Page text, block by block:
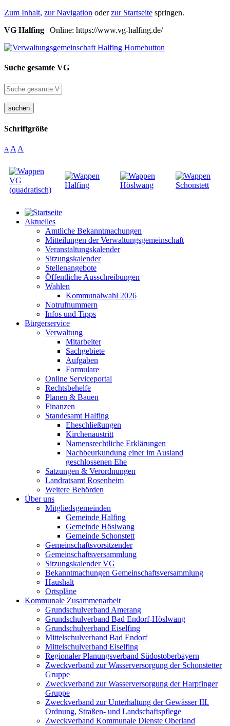
Zum Inhalt, zur Navigation oderzur Startseite springen.
VG Halfing | Online: https://www.vg-halfing.de/
Suche gesamte VG
suchen
Schriftgröße
A A A
Aktuelles
Amtliche Bekanntmachungen
Mitteilungen der Verwaltungsgemeinschaft
Veranstaltungskalender
Sitzungskalender
Stellenangebote
Öffentliche Ausschreibungen
Wahlen
Kommunalwahl 2026
Notrufnummern
Infos und Tipps
Bürgerservice
Verwaltung
Mitarbeiter
Sachgebiete
Aufgaben
Formulare
Online Serviceportal
Rechtsbehelfe
Planen & Bauen
Finanzen
Standesamt Halfing
Eheschließungen
Kirchenaustritt
Namensrechtliche Erklärungen
Nachbeurkundung einer im Ausland
geschlossenen Ehe
Satzungen & Verordnungen
Landratsamt Rosenheim
Weitere Behörden
Über uns
Mitgliedsgemeinden
Gemeinde Halfing
Gemeinde Höslwang
Gemeinde Schonstett
Gemeinschaftsvorsitzender
Gemeinschaftsversammlung
Sitzungskalender VG
Bekanntmachungen Gemeinschaftsversammlung
Haushalt
Ortspläne
Kommunale Zusammenarbeit
Grundschulverband Amerang
Grundschulverband Bad Endorf-Höslwang
Grundschulverband Eiselfing
Mittelschulverband Bad Endorf
Mittelschulverband Eiselfing
Regionaler Planungsverband Südostoberbayern
Zweckverband zur Wasserversorgung der Schonstetter
Gruppe
Zweckverband zur Wasserversorgung der Harpfinger
Gruppe
Zweckverband zur Unterhaltung der Gewässer III.
Ordnung, Straßen- und Landschaftspflege
Zweckverband Kommunale Dienste Oberland